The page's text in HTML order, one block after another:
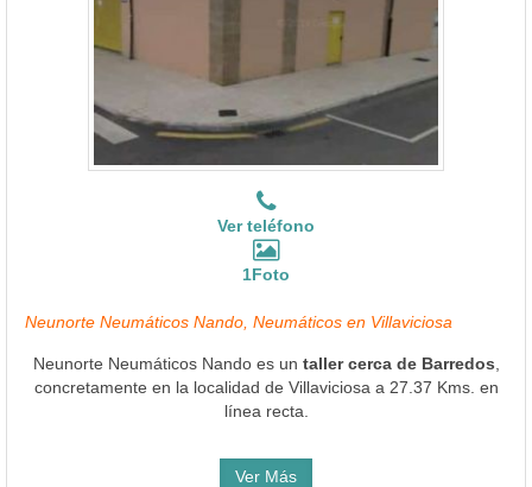
Ver teléfono
1Foto
Neunorte Neumáticos Nando, Neumáticos en Villaviciosa
Neunorte Neumáticos Nando es un taller cerca de Barredos
concretamente en la localidad de Villaviciosa a 27.37 Kms. en
línea recta.
Ver Más